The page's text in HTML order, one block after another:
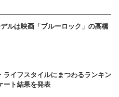
ルは映画「ブルーロック」の高橋
ライフスタイルにまつわるランキン
ート結果を発表